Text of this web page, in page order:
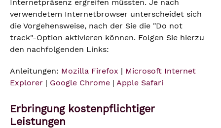
Internetpräsenz ergreifen müssten. Je nach
verwendetem Internetbrowser unterscheidet sich
die Vorgehensweise, nach der Sie die "Do not
track"-Option aktivieren können. Folgen Sie hierzu
den nachfolgenden Links:
Anleitungen: Mozilla Firefox | Microsoft Internet
Explorer | Google Chrome | Apple Safari
Erbringung kostenpflichtiger
Leistungen